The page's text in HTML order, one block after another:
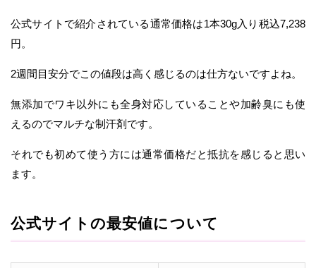
公式サイトで紹介されている通常価格は1本30g入り税込7,238
円。
2週間目安分でこの値段は高く感じるのは仕方ないですよね。
無添加でワキ以外にも全身対応していることや加齢臭にも使
えるのでマルチな制汗剤です。
それでも初めて使う方には通常価格だと抵抗を感じると思い
ます。
公式サイトの最安値について